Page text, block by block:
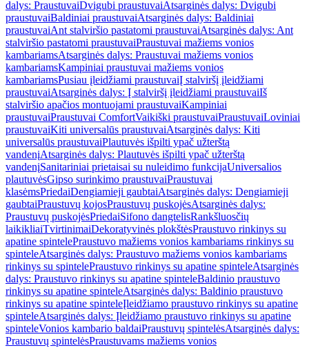
dalys: PraustuvaiDvigubi praustuvaiAtsarginės dalys: Dvigubi
praustuvaiBaldiniai praustuvaiAtsarginės dalys: Baldiniai
praustuvaiAnt stalviršio pastatomi praustuvaiAtsarginės dalys: Ant
stalviršio pastatomi praustuvaiPraustuvai mažiems vonios
kambariamsAtsarginės dalys: Praustuvai mažiems vonios
kambariamsKampiniai praustuvai mažiems vonios
kambariamsPusiau įleidžiami praustuvaiĮ stalviršį įleidžiami
praustuvaiAtsarginės dalys: Į stalviršį įleidžiami praustuvaiIš
stalviršio apačios montuojami praustuvaiKampiniai
praustuvaiPraustuvai ComfortVaikiški praustuvaiPraustuvaiLoviniai
praustuvaiKiti universalūs praustuvaiAtsarginės dalys: Kiti
universalūs praustuvaiPlautuvės išpilti ypač užterštą
vandenįAtsarginės dalys: Plautuvės išpilti ypač užterštą
vandenįSanitariniai prietaisai su nuleidimo funkcijaUniversalios
plautuvėsGipso surinkimo praustuvaiPraustuvai
klasėmsPriedaiDengiamieji gaubtaiAtsarginės dalys: Dengiamieji
gaubtaiPraustuvų kojosPraustuvų puskojėsAtsarginės dalys:
Praustuvų puskojėsPriedaiSifono dangtelisRankšluosčių
laikikliaiTvirtinimaiDekoratyvinės plokštėsPraustuvo rinkinys su
apatine spintelePraustuvo mažiems vonios kambariams rinkinys su
spinteleAtsarginės dalys: Praustuvo mažiems vonios kambariams
rinkinys su spintelePraustuvo rinkinys su apatine spinteleAtsarginės
dalys: Praustuvo rinkinys su apatine spinteleBaldinio praustuvo
rinkinys su apatine spinteleAtsarginės dalys: Baldinio praustuvo
rinkinys su apatine spinteleĮleidžiamo praustuvo rinkinys su apatine
spinteleAtsarginės dalys: Įleidžiamo praustuvo rinkinys su apatine
spinteleVonios kambario baldaiPraustuvų spintelėsAtsarginės dalys:
Praustuvų spintelėsPraustuvams mažiems vonios